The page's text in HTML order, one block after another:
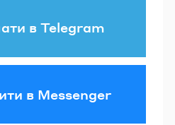
в Telegram
в Messenger